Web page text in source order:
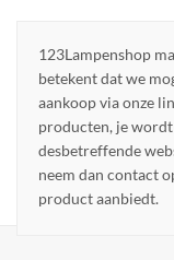
123Lampenshop
betekent dat we
aankoop via onze
producten, je
desbetreffende
neem dan contact
product aanbiedt.